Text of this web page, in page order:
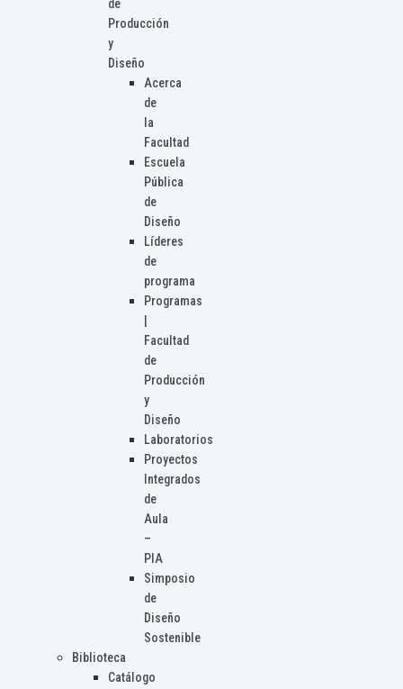
de
Producción
y
Diseño
Acerca
de
la
Facultad
Escuela
Pública
de
Diseño
Líderes
de
programa
Programas
Facultad
de
Producción
y
Diseño
Laboratorios
Proyectos
Integrados
de
Aula
–
PIA
Simposio
de
Diseño
Sostenible
Biblioteca
Catálogo